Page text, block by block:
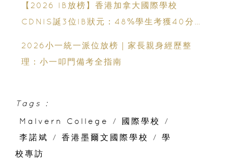
【2026 IB放榜】香港加拿大國際學校
CDNIS誕3位IB狀元：48%學生考獲40分以
2026小一統一派位放榜｜家長親身經歷整
理：小一叩門備考全指南
Tags :
Malvern College
/ 國際學校
/
李諾斌
/ 香港墨爾文國際學校 /
學
校專訪